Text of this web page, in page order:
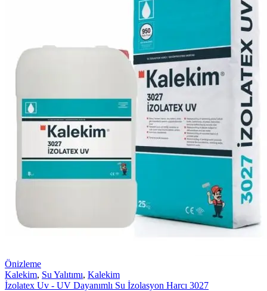
Önizleme
Kalekim, Su Yalıtımı, Kalekim
İzolatex Uv - UV Dayanımlı Su İzolasyon Harcı 3027